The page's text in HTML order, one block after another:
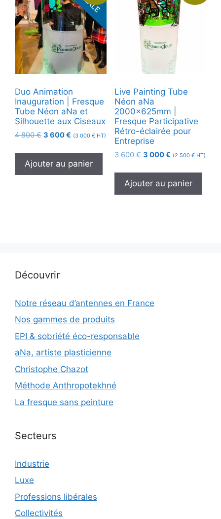
Duo Animation
Inauguration | Fresque
Tube Néon aNa et
Silhouette aux Ciseaux
4 800€ Le
initial
était :
4
3 600€ Le
actuel
est :
3
(3 000 € HT)
Ajouter au panier
Live Painting Tube
Néon aNa
2000x625mm |
Fresque Participative
Rétro-éclairée pour
Entreprise
3 600€ Le
initial
était :
3
3 000€Le
actuel
est :
3
(2 500 €HT)
Ajouter au panier
Découvrir
Notre réseau d’antennes en France
Nos gammes de produits
EPI & sobriété éco-responsable
aNa, artiste plasticienne
Christophe Chazot
Méthode Anthropotekhné
La fresque sans peinture
Secteurs
Industrie
Luxe
Professions libérales
Collectivités